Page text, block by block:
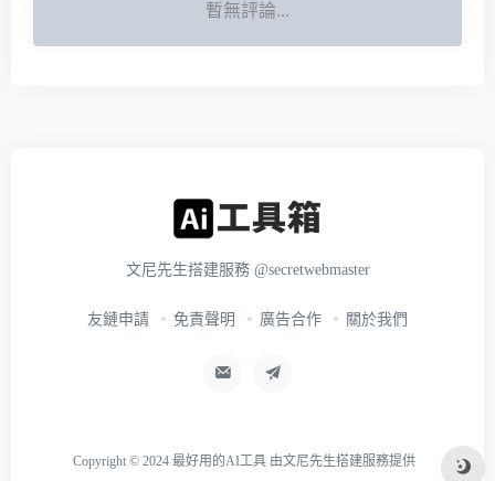
暫無評論...
文尼先生搭建服務 @secretwebmaster
友鏈申請 免責聲明 廣告合作 關於我們
Copyright © 2024 最好用的AI工具 由文尼先生搭建服務提供